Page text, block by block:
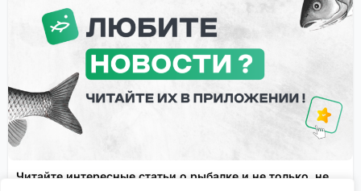
Читайте интересные статьи о рыбалке и не только, не